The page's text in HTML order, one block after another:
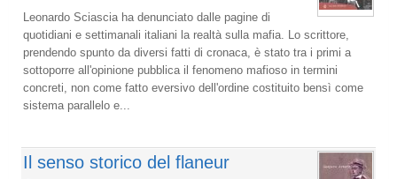
Leonardo Sciascia ha denunciato dalle pagine di
quotidiani e settimanali italiani la realtà sulla mafia. Lo scrittore,
prendendo spunto da diversi fatti di cronaca, è stato tra i primi a
sottoporre all'opinione pubblica il fenomeno mafioso in termini
concreti, non come fatto eversivo dell'ordine costituito bensì come
sistema parallelo e...
Il senso storico del flaneur